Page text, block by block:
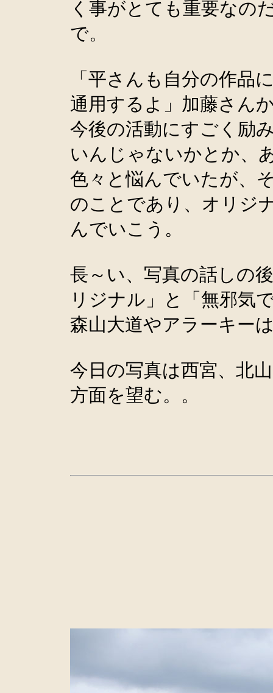
く事がとても重要なの
で。
「平さんも自分の作品
通用するよ」加藤さん
今後の活動にすごく励
いんじゃないかとか、
色々と悩んでいたが、
のことであり、オリジ
んでいこう。
長～い、写真の話しの
リジナル」と「無邪気
森山大道やアラーキー
今日の写真は西宮、北
方面を望む。。